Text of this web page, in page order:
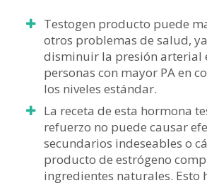
Testogen producto puede
otros problemas de salud,
disminuir la presión arterial
personas con mayor PA en
los niveles estándar.
La receta de esta hormona
refuerzo no puede causar
secundarios indeseables o
producto de estrógeno
ingredientes naturales. Esto